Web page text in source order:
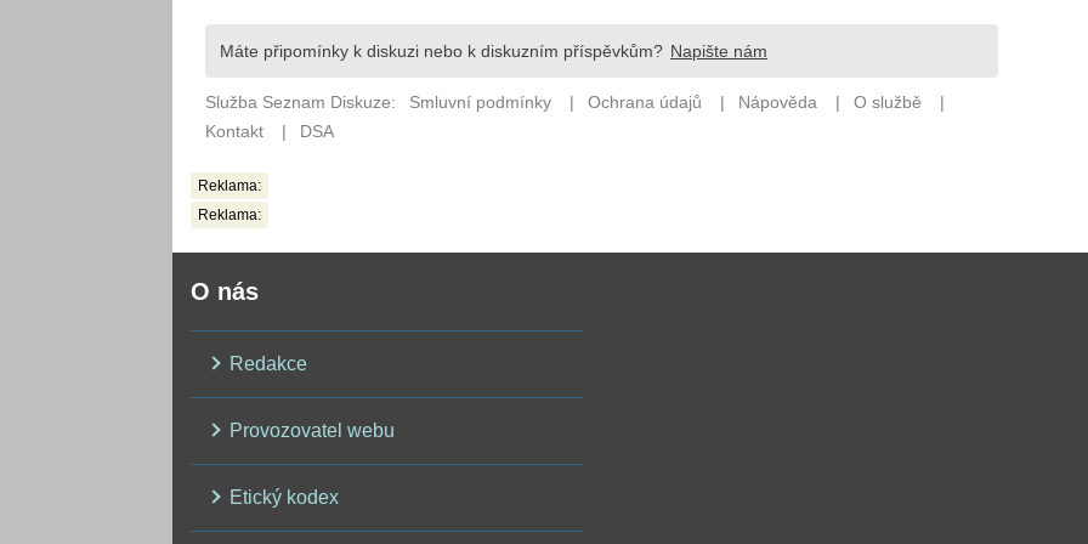
Reklama:
Reklama:
O nás
Redakce
Provozovatel webu
Etický kodex